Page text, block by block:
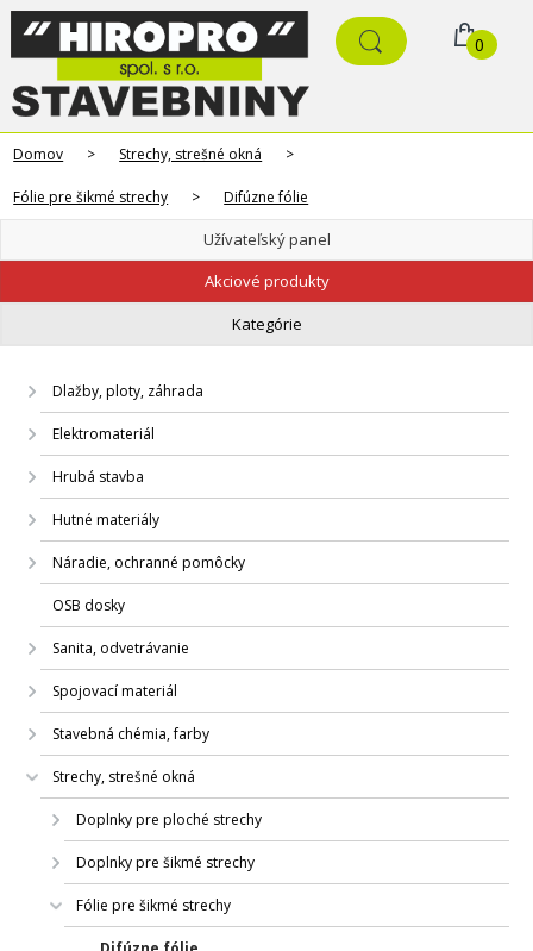
0
Domov > Strechy, strešné okná >
Fólie pre šikmé strechy > Difúzne fólie
Užívateľský panel
Akciové produkty
Kategórie
Dlažby, ploty, záhrada
Elektromateriál
Hrubá stavba
Hutné materiály
Náradie, ochranné pomôcky
OSB dosky
Sanita, odvetrávanie
Spojovací materiál
Stavebná chémia, farby
Strechy, strešné okná
Doplnky pre ploché strechy
Doplnky pre šikmé strechy
Fólie pre šikmé strechy